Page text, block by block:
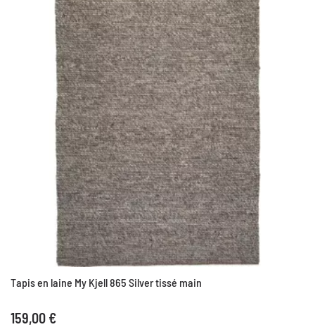
Tapis en laine My Kjell 865 Silver tissé main
159,00 €